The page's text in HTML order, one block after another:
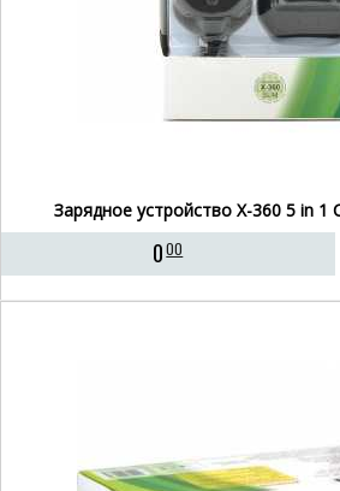
Зарядное устройство X-360 5 in 1
000